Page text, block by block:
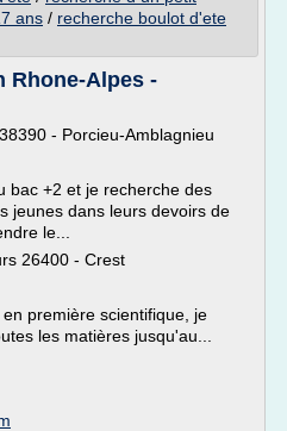
ans / recherche boulot d'ete
Rhone-Alpes -
- Porcieu-Amblagnieu
bac +2 et je recherche des
jeunes dans leurs devoirs de
le...
26400 - Crest
première scientifique, je
les matières jusqu'au...